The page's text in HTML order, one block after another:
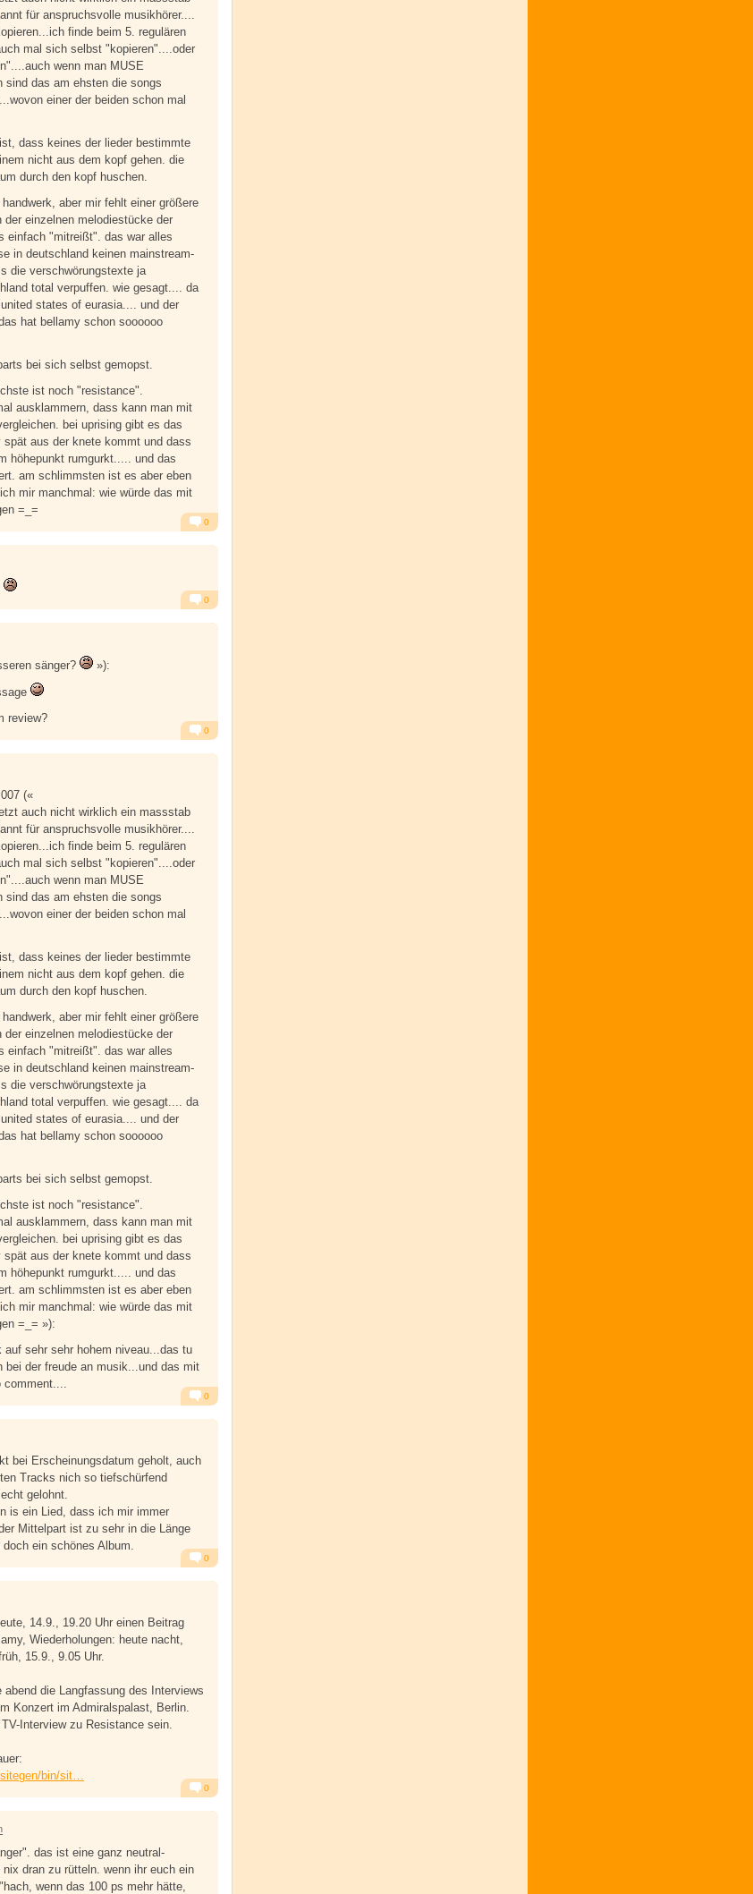
für anspruchsvolle musikhörer....
finde beim 5. regulären
mal sich selbst "kopieren"....oder
wenn man MUSE
sind das am ehsten die songs
einer der beiden schon mal
dass keines der lieder bestimmte
nicht aus dem kopf gehen. die
durch den kopf huschen.
aber mir fehlt einer größere
einzelnen melodiestücke der
einfach "mitreißt". das war alles
in deutschland keinen mainstream-
die verschwörungstexte ja
total verpuffen. wie gesagt.... da
states of eurasia.... und der
hat bellamy schon soooooo
bei sich selbst gemopst.
ist noch "resistance".
ausklammern, dass kann man mit
bei uprising gibt es das
aus der knete kommt und dass
höhepunkt rumgurkt..... und das
am schlimmsten ist es aber eben
mir manchmal: wie würde das mit
=_=
Alarm Antworten
0
Alarm Antworten
0
sänger?
»):
review?
Alarm Antworten
0
(«
auch nicht wirklich ein massstab
für anspruchsvolle musikhörer....
finde beim 5. regulären
mal sich selbst "kopieren"....oder
wenn man MUSE
sind das am ehsten die songs
einer der beiden schon mal
dass keines der lieder bestimmte
nicht aus dem kopf gehen. die
durch den kopf huschen.
aber mir fehlt einer größere
einzelnen melodiestücke der
einfach "mitreißt". das war alles
in deutschland keinen mainstream-
die verschwörungstexte ja
total verpuffen. wie gesagt.... da
states of eurasia.... und der
hat bellamy schon soooooo
bei sich selbst gemopst.
ist noch "resistance".
ausklammern, dass kann man mit
bei uprising gibt es das
aus der knete kommt und dass
höhepunkt rumgurkt..... und das
am schlimmsten ist es aber eben
mir manchmal: wie würde das mit
=_= »):
sehr sehr hohem niveau...das tu
der freude an musik...und das mit
Alarm Antworten
0
bei Erscheinungsdatum geholt, auch
Tracks nich so tiefschürfend
gelohnt.
is ein Lied, dass ich mir immer
Mittelpart ist zu sehr in die Länge
ein schönes Album.
Alarm Antworten
0
14.9., 19.20 Uhr einen Beitrag
Wiederholungen: heute nacht,
15.9., 9.05 Uhr.
die Langfassung des Interviews
Konzert im Admiralspalast, Berlin.
Interview zu Resistance sein.
bin/sit…
Alarm Antworten
0
das ist eine ganz neutral-
dran zu rütteln. wenn ihr euch ein
wenn das 100 ps mehr hätte,